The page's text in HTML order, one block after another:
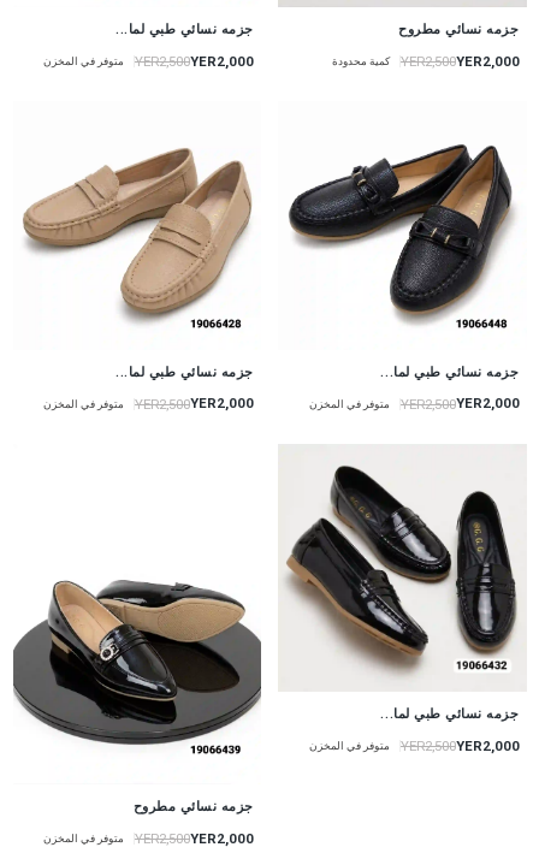
جزمه نسائي مطروح
YER2,000
YER2,500 كمية محدودة
جزمه نسائي طبي لما...
YER2,000
YER2,500 متوفر في المخزن
جزمه نسائي طبي لما...
YER2,000
YER2,500 متوفر في المخزن
جزمه نسائي طبي لما...
YER2,000
YER2,500 متوفر في المخزن
جزمه نسائي طبي لما...
YER2,000
YER2,500 متوفر في المخزن
جزمه نسائي مطروح
YER2,000
YER2,500 متوفر في المخزن